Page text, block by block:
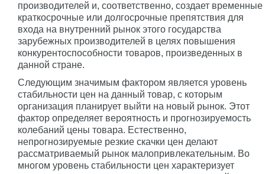
производителей и, соответственно, создает временные
краткосрочные или долгосрочные препятствия для
входа на внутренний рынок этого государства
зарубежных производителей в целях повышения
конкурентоспособности товаров, произведенных в
данной стране.
Следующим значимым фактором является уровень
стабильности цен на данный товар, с которым
организация планирует выйти на новый рынок. Этот
фактор определяет вероятность и прогнозируемость
колебаний цены товара. Естественно,
непрогнозируемые резкие скачки цен делают
рассматриваемый рынок малопривлекательным. Во
многом уровень стабильности цен характеризует